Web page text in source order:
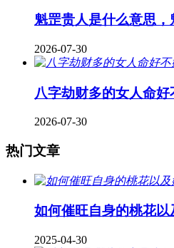
魁罡贵人是什么意思
2026-07-30
八字劫财多的女人命好
2026-07-30
热门文章
如何催旺自身的桃花以
2025-04-30